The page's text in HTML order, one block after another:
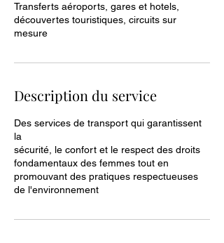
Transferts aéroports, gares et hotels,
découvertes touristiques, circuits sur
mesure
Description du service
Des services de transport qui garantissent
la
sécurité, le confort et le respect des droits
fondamentaux des femmes tout en
promouvant des pratiques respectueuses
de l'environnement